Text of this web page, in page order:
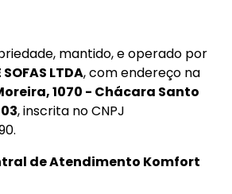
LTDA
1070 - Chácara Santo
, inscrita no CNPJ
de Atendimento Komfort